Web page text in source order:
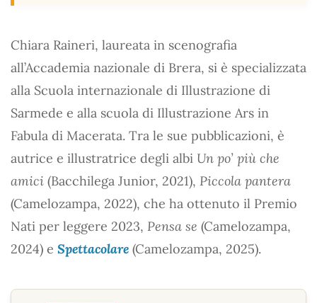
Chiara Raineri, laureata in scenografia
all’Accademia nazionale di Brera, si è specializzata
alla Scuola internazionale di Illustrazione di
Sarmede e alla scuola di Illustrazione Ars in
Fabula di Macerata. Tra le sue pubblicazioni, è
autrice e illustratrice degli albi Un po’ più che
amici (Bacchilega Junior, 2021), Piccola pantera
(Camelozampa, 2022), che ha ottenuto il Premio
Nati per leggere 2023, Pensa se (Camelozampa,
2024) e Spettacolare (Camelozampa, 2025).